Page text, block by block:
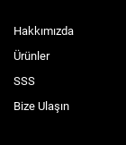
Hakkımızda
Ürünler
SSS
Bize Ulaşın